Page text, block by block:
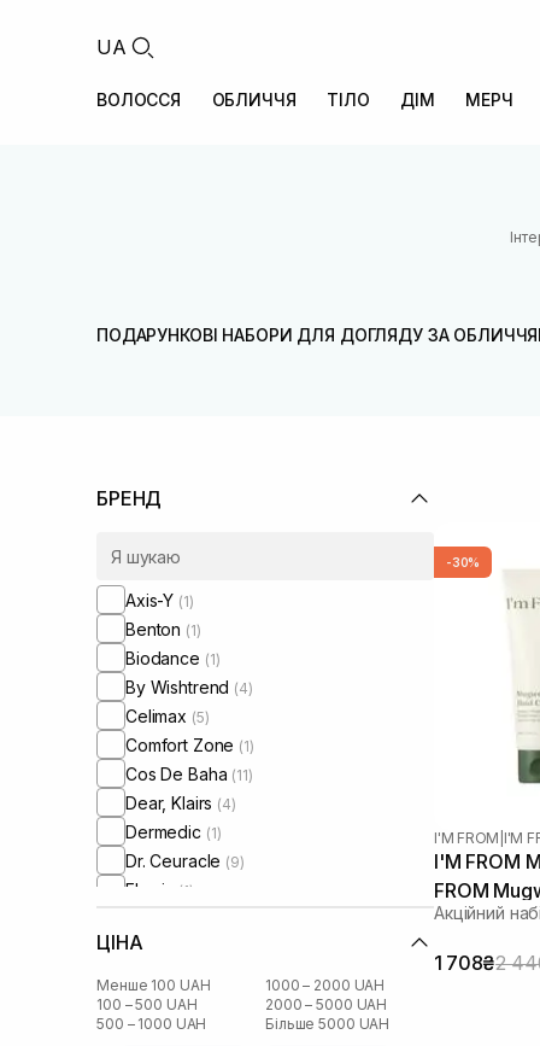
UA
ВОЛОССЯ ОБЛИЧЧЯ ТІЛО ДІМ МЕРЧ
ПОДАРУНКОВІ НАБОРИ ДЛЯ ДОГЛЯДУ ЗА
БРЕНД
Axis-Y (1)
Benton (1)
Biodance (1)
By Wishtrend (4)
Celimax (5)
Comfort Zone (1)
Cos De Baha (11)
Dear, Klairs (4)
Dermedic (1)
Dr. Ceuracle (9)
Elemis (1)
HydroPeptide
I'm From(12)
IS Clinical
Instytutum
ЦІНА
Менше 100 UAH
100 – 500 UAH
500 – 1000 UAH
1000 – 2000 UAH
2000 – 5000 UAH
Більше 5000 UAH
-30%
I'M FROM I'M
I'M FROM
FROM
Акційний
1 708₴2